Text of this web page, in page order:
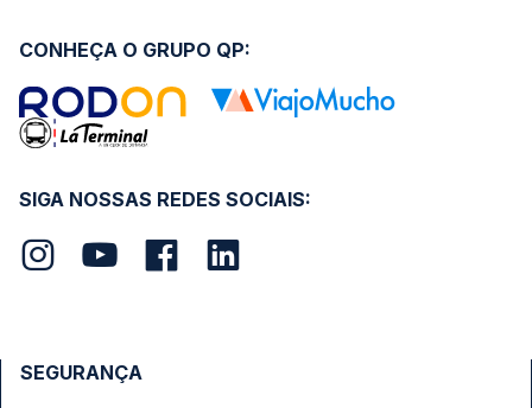
SIGA NOSSAS REDES SOCIAIS:
CONHEÇA O GRUPO QP:
SEGURANÇA